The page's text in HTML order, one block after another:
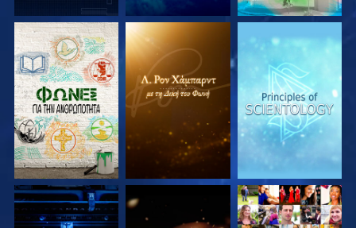
ΕΞΕΡΕΥΝΗΣΤΕ ΤΗ
ΣΕΙΡΑ
ΕΞΕΡΕΥΝΗΣΤΕ ΤΗ
ΣΕΙΡΑ
ΕΞΕΡΕΥΝΗΣΤΕ ΤΗ
ΣΕΙΡΑ